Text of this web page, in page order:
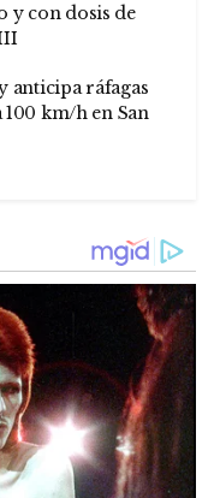
y con dosis de
anticipa ráfagas
km/h en San